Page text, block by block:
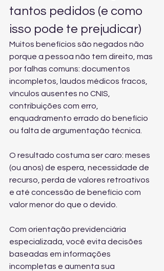
tantos pedidos (e como
isso pode te prejudicar)
Muitos benefícios são negados não
porque a pessoa não tem direito, mas
por falhas comuns: documentos
incompletos, laudos médicos fracos,
vínculos ausentes no CNIS,
contribuições com erro,
enquadramento errado do benefício
ou falta de argumentação técnica.
O resultado costuma ser caro: meses
(ou anos) de espera, necessidade de
recurso, perda de valores retroativos
e até concessão de benefício com
valor menor do que o devido.
Com orientação previdenciária
especializada , você evita decisões
baseadas em informações
incompletas e aumenta sua